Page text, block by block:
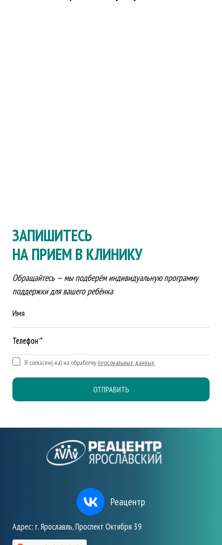
ЗАПИШИТЕСЬ
НА ПРИЕМ В КЛИНИКУ
Обращайтесь — мы подберём индивидуальную программу
поддержки для вашего ребёнка
Имя
Телефон *
ОТПРАВИТЬ
Я согласен(-на) на обработку персональных данных
Реацентр
Адрес: г. Ярославль, Проспект Октября 39